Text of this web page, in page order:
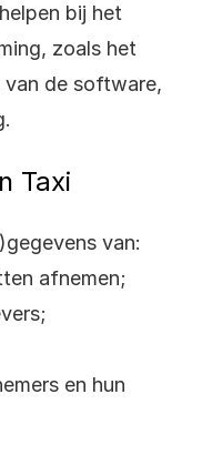
bij het
zoals het
van de software,
Taxi
van:
afnemen;
en hun